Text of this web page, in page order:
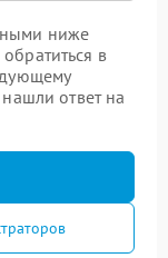
ниже
в
ответ на